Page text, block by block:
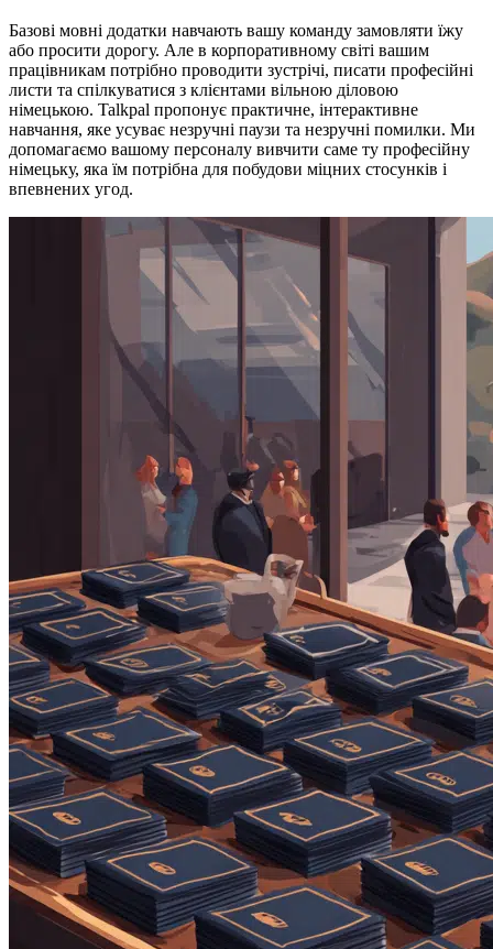
Базові мовні додатки навчають вашу команду замовляти їжу
або просити дорогу. Але в корпоративному світі вашим
працівникам потрібно проводити зустрічі, писати професійні
листи та спілкуватися з клієнтами вільною діловою
німецькою. Talkpal пропонує практичне, інтерактивне
навчання, яке усуває незручні паузи та незручні помилки. Ми
допомагаємо вашому персоналу вивчити саме ту професійну
німецьку, яка їм потрібна для побудови міцних стосунків і
впевнених угод.